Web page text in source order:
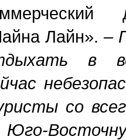
Лайн». –
в
со